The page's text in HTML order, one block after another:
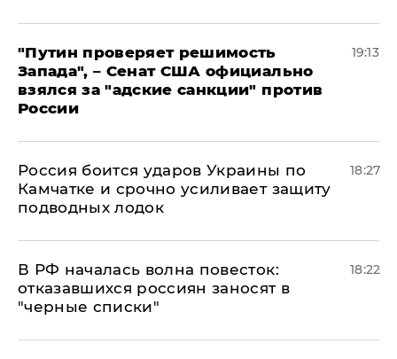
"Путин проверяет решимость
Запада", – Сенат США официально
взялся за "адские санкции" против
России
19:13
Россия боится ударов Украины по
Камчатке и срочно усиливает защиту
подводных лодок
18:27
​В РФ началась волна повесток:
отказавшихся россиян заносят в
"черные списки"
18:22